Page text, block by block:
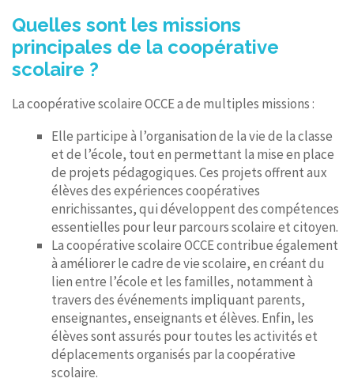
Quelles sont les missions
principales de la coopérative
scolaire ?
La coopérative scolaire OCCE a de multiples missions :
Elle participe à l’organisation de la vie de la classe
et de l’école, tout en permettant la mise en place
de projets pédagogiques. Ces projets offrent aux
élèves des expériences coopératives
enrichissantes, qui développent des compétences
essentielles pour leur parcours scolaire et citoyen.
La coopérative scolaire OCCE contribue également
à améliorer le cadre de vie scolaire, en créant du
lien entre l’école et les familles, notamment à
travers des événements impliquant parents,
enseignantes, enseignants et élèves. Enfin, les
élèves sont assurés pour toutes les activités et
déplacements organisés par la coopérative
scolaire.